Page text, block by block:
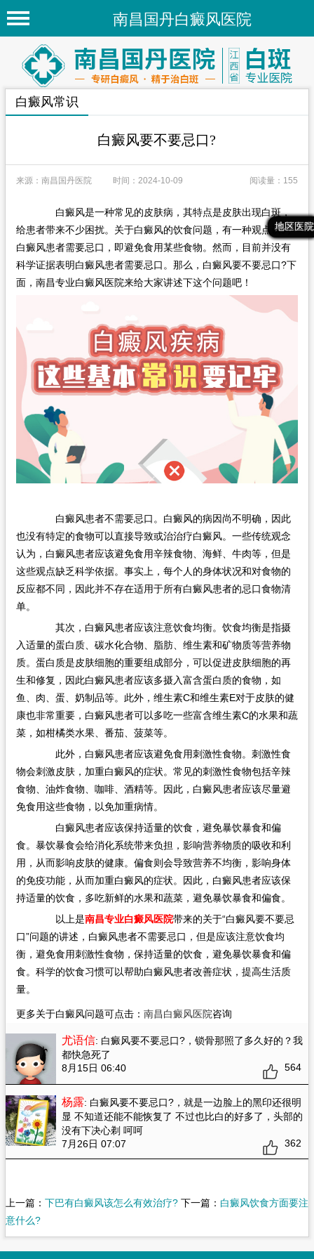
南昌国丹白癜风医院
首页
医院简介
医院新闻
先进技术
白癜风常识
白癜风人群
白癜风部位
最新文章
热门文章
推荐文章
地区医院
白癜风常识
白癜风要不要忌口?
来源：南昌国丹医院 时间：2024-10-09 阅读量：155
白癜风是一种常见的皮肤病，其特点是皮肤出现白斑，
给患者带来不少困扰。关于白癜风的饮食问题，有一种观点认为
白癜风患者需要忌口，即避免食用某些食物。然而，目前并没有
科学证据表明白癜风患者需要忌口。那么，白癜风要不要忌口?下
面，南昌专业白癜风医院来给大家讲述下这个问题吧！
白癜风患者不需要忌口。白癜风的病因尚不明确，因此
也没有特定的食物可以直接导致或治治疗白癜风。一些传统观念
认为，白癜风患者应该避免食用辛辣食物、海鲜、牛肉等，但是
这些观点缺乏科学依据。事实上，每个人的身体状况和对食物的
反应都不同，因此并不存在适用于所有白癜风患者的忌口食物清
单。
其次，白癜风患者应该注意饮食均衡。饮食均衡是指摄
入适量的蛋白质、碳水化合物、脂肪、维生素和矿物质等营养物
质。蛋白质是皮肤细胞的重要组成部分，可以促进皮肤细胞的再
生和修复，因此白癜风患者应该多摄入富含蛋白质的食物，如
鱼、肉、蛋、奶制品等。此外，维生素C和维生素E对于皮肤的健
康也非常重要，白癜风患者可以多吃一些富含维生素C的水果和蔬
菜，如柑橘类水果、番茄、菠菜等。
此外，白癜风患者应该避免食用刺激性食物。刺激性食
物会刺激皮肤，加重白癜风的症状。常见的刺激性食物包括辛辣
食物、油炸食物、咖啡、酒精等。因此，白癜风患者应该尽量避
免食用这些食物，以免加重病情。
白癜风患者应该保持适量的饮食，避免暴饮暴食和偏
食。暴饮暴食会给消化系统带来负担，影响营养物质的吸收和利
用，从而影响皮肤的健康。偏食则会导致营养不均衡，影响身体
的免疫功能，从而加重白癜风的症状。因此，白癜风患者应该保
持适量的饮食，多吃新鲜的水果和蔬菜，避免暴饮暴食和偏食。
以上是南昌专业白癜风医院带来的关于“白癜风要不要忌
口”问题的讲述，白癜风患者不需要忌口，但是应该注意饮食均
衡，避免食用刺激性食物，保持适量的饮食，避免暴饮暴食和偏
食。科学的饮食习惯可以帮助白癜风患者改善症状，提高生活质
量。
更多关于白癜风问题可点击： 南昌白癜风医院咨询
尤语信: 白癜风要不要忌口?，锁骨那照了多久好的？我
都快急死了
8月15日 06:40
564
杨露: 白癜风要不要忌口?，就是一边脸上的黑印还很明
显 不知道还能不能恢复了 不过也比白的好多了，头部的
没有下决心剃 呵呵
7月26日 07:07
362
上一篇： 下巴有白癜风该怎么有效治疗?下一篇： 白癜风饮食方面要注
意什么?